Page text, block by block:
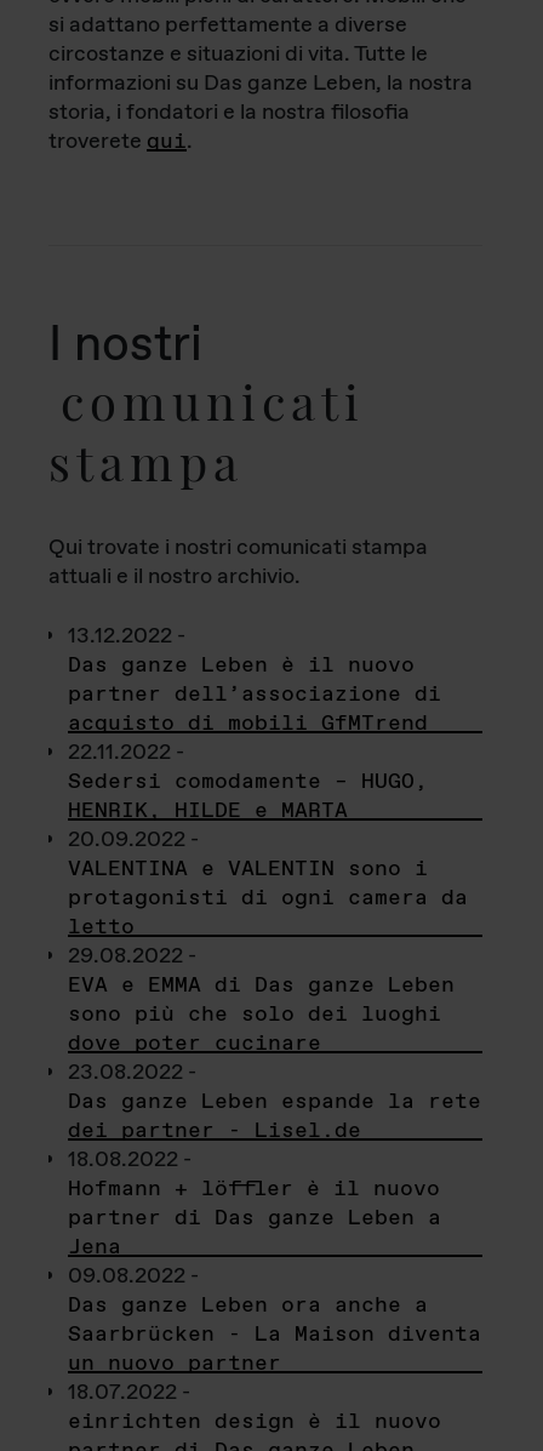
si adattano perfettamente a diverse
circostanze e situazioni di vita. Tutte le
informazioni su Das ganze Leben, la nostra
storia, i fondatori e la nostra filosofia
troverete qui.
I nostri
comunicati
stampa
Qui trovate i nostri comunicati stampa
attuali e il nostro archivio.
13.12.2022 -
Das ganze Leben è il nuovo
partner dell’associazione di
acquisto di mobili GfMTrend
22.11.2022 -
Sedersi comodamente – HUGO,
HENRIK, HILDE e MARTA
20.09.2022 -
VALENTINA e VALENTIN sono i
protagonisti di ogni camera da
letto
29.08.2022 -
EVA e EMMA di Das ganze Leben
sono più che solo dei luoghi
dove poter cucinare
23.08.2022 -
Das ganze Leben espande la rete
dei partner - Lisel.de
18.08.2022 -
Hofmann + löffler è il nuovo
partner di Das ganze Leben a
Jena
09.08.2022 -
Das ganze Leben ora anche a
Saarbrücken - La Maison diventa
un nuovo partner
18.07.2022 -
einrichten design è il nuovo